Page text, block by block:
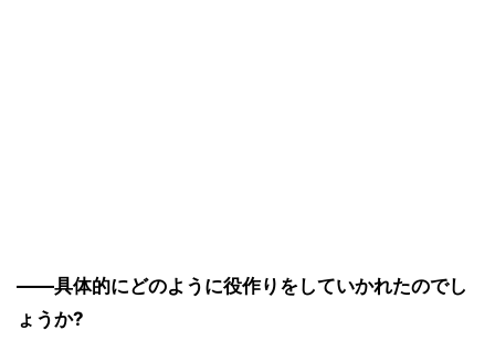
――具体的にどのように役作りをしていかれたのでし
ょうか?